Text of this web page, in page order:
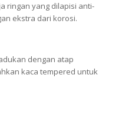
ringan yang dilapisi anti-
ekstra dari korosi.
dengan atap
kaca tempered untuk